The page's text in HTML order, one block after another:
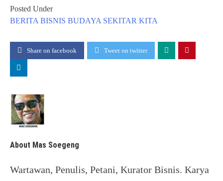
Posted Under
BERITA BISNIS BUDAYA SEKITAR KITA
Share on facebook Tweet on twitter
About Mas Soegeng
Wartawan, Penulis, Petani, Kurator Bisnis. Karya